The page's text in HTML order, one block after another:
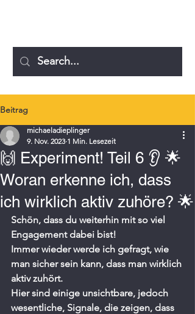
Beitrag
🙌 Experiment! Teil 6 👂 🌟
Woran erkenne ich, dass
ich wirklich aktiv zuhöre? 🌟
michaeladieplinger
9. Nov. 2023 1 Min. Lesezeit
Schön, dass du weiterhin mit so viel
Engagement dabei bist!
Immer wieder werde ich gefragt, wie
man sicher sein kann, dass man wirklich
aktiv zuhört.
Hier sind einige unsichtbare, jedoch
wesentliche, Signale, die zeigen, dass